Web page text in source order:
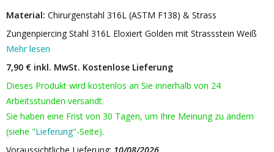
Material: Chirurgenstahl 316L (ASTM F138) & Strass
Zungenpiercing Stahl 316L Eloxiert Golden mit Strassstein Weiß
Mehr lesen
7,90 € inkl. MwSt. Kostenlose Lieferung
Dieses Produkt wird kostenlos an Sie innerhalb von 24
Arbeitsstunden versandt.
Sie haben eine Frist von 30 Tagen, um Ihre Meinung zu ändern
(siehe "Lieferung"-Seite).